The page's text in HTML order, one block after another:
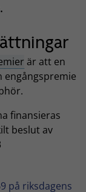
är att en
engångspremie
finansieras
beslut av
på riksdagens